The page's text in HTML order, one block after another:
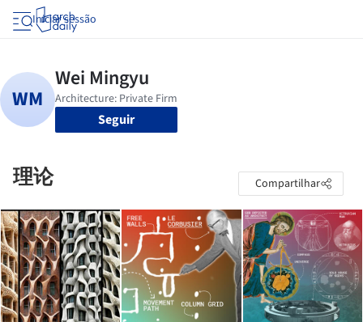
Iniciar sessão
Seguir
理论 Compartilhar